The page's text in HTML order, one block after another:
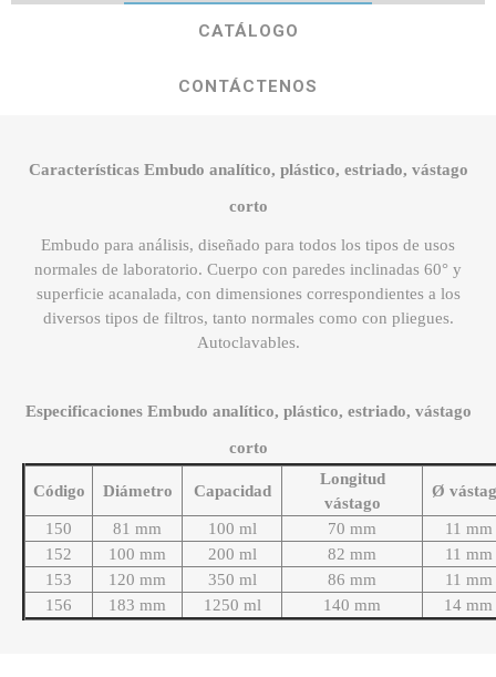
CATÁLOGO
CONTÁCTENOS
Características Embudo analítico, plástico, estriado, vástago
corto
Embudo para análisis, diseñado para todos los tipos de usos
normales de laboratorio. Cuerpo con paredes inclinadas 60° y
superficie acanalada, con dimensiones correspondientes a los
diversos tipos de filtros, tanto normales como con pliegues.
Autoclavables.
Especificaciones Embudo analítico, plástico, estriado, vástago
corto
Código Diámetro Capacidad
Longitud
vástago
Ø
150 81 mm 100 ml 70 mm
11 mm
152
100 mm 200 ml 82 mm
11 mm
153
120 mm 350 ml 86 mm
11 mm
156
183 mm 1250 ml 140 mm 14 mm